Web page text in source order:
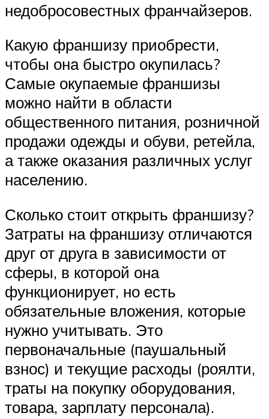
недобросовестных франчайзеров.
Какую франшизу приобрести,
чтобы она быстро окупилась?
Самые окупаемые франшизы
можно найти в области
общественного питания, розничной
продажи одежды и обуви, ретейла,
а также оказания различных услуг
населению.
Сколько стоит открыть франшизу?
Затраты на франшизу отличаются
друг от друга в зависимости от
сферы, в которой она
функционирует, но есть
обязательные вложения, которые
нужно учитывать. Это
первоначальные (паушальный
взнос) и текущие расходы (роялти,
траты на покупку оборудования,
товара, зарплату персонала).